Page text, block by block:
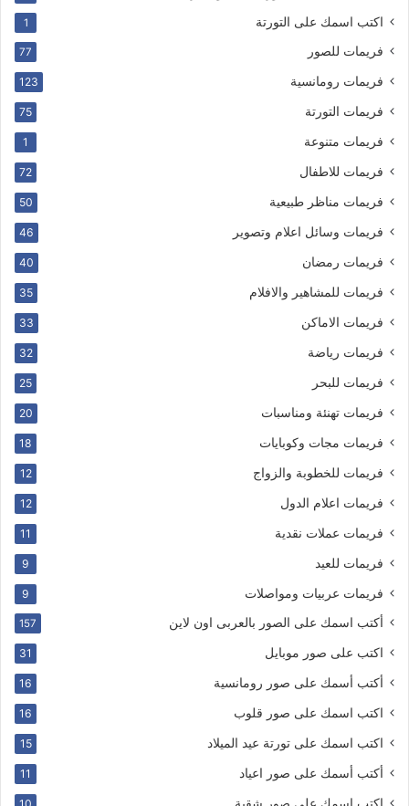
اكتب اسمك على التورتة 1
فريمات للصور 77
فريمات رومانسية 123
فريمات التورتة 75
فريمات متنوعة 1
فريمات للاطفال 72
فريمات مناظر طبيعية 50
فريمات وسائل اعلام وتصوير 46
فريمات رمضان 40
فريمات للمشاهير والافلام 35
فريمات الاماكن 33
فريمات رياضة 32
فريمات للبحر 25
فريمات تهنئة ومناسبات 20
فريمات مجات وكوبايات 18
فريمات للخطوبة والزواج 12
فريمات اعلام الدول 12
فريمات عملات نقدية 11
فريمات للعيد 9
فريمات عربيات ومواصلات 9
أكتب اسمك على الصور بالعربى اون لاين 157
اكتب على صور موبايل 31
أكتب أسمك على صور رومانسية 16
اكتب اسمك على صور قلوب 16
اكتب اسمك على تورتة عيد الميلاد 15
أكتب أسمك على صور اعياد 11